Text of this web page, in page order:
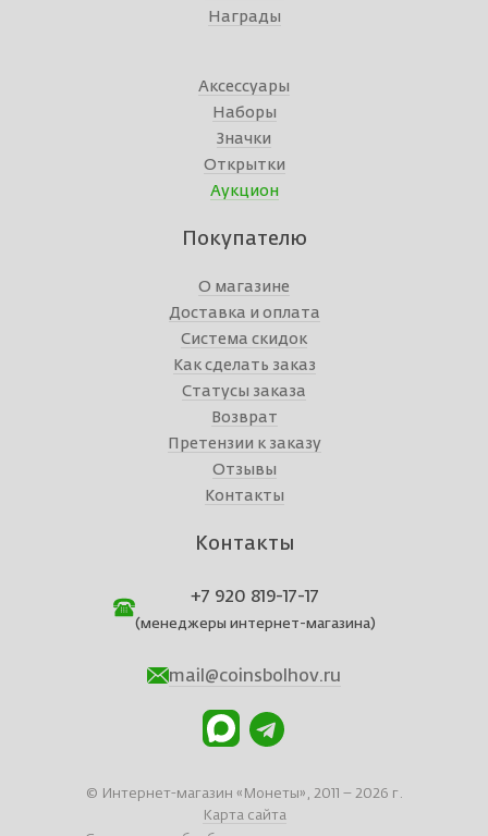
Награды
Аксессуары
Наборы
Значки
Открытки
Аукцион
Покупателю
О магазине
Доставка и оплата
Система скидок
Как сделать заказ
Статусы заказа
Возврат
Претензии к заказу
Отзывы
Контакты
Контакты
+7 920 819-17-17
(менеджеры интернет-магазина)
mail@coinsbolhov.ru
© Интернет-магазин «Монеты», 2011 – 2026 г.
Карта сайта